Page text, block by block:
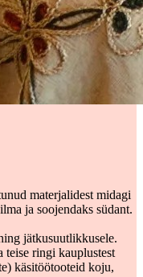
materjalidest midagi
ja soojendaks südant.
jätkusuutlikkusele.
teise ringi kauplustest
käsitöötooteid koju,